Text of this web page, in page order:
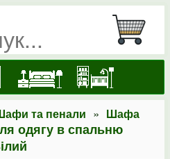
та пенали » Шафа
одягу в спальню